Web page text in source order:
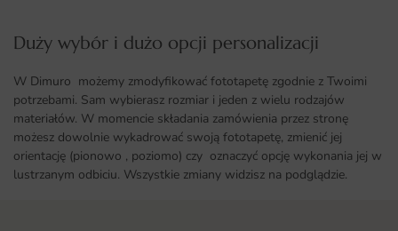
Duży wybór i dużo opcji personalizacji ​
W Dimuro możemy zmodyfikować fototapetę zgodnie z Twoimi
potrzebami. Sam wybierasz rozmiar i jeden z wielu rodzajów
materiałów. W momencie składania zamówienia przez stronę
możesz dowolnie wykadrować swoją fototapetę, zmienić jej
orientację (pionowo , poziomo) czy oznaczyć opcję wykonania jej w
lustrzanym odbiciu. Wszystkie zmiany widzisz na podglądzie.